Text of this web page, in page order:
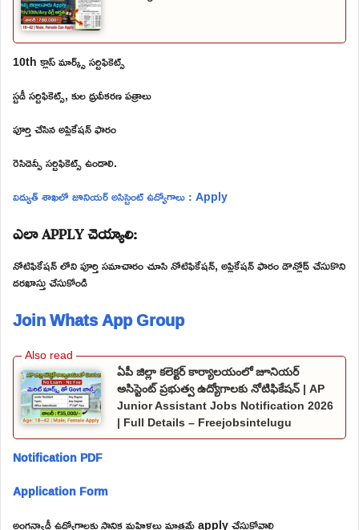
10th క్లాస్ మార్క్స్ సర్టిఫికెట్స్
స్టడీ సర్టిఫికెట్స్, కుల ధ్రువీకరణ పత్రాలు
పూర్తి చేసిన అప్లికేషన్ ఫారం
రెసిడెన్సీ సర్టిఫికెట్స్ ఉండాలి.
విద్యుత్ శాఖలో జూనియర్ అసిస్టెంట్ ఉద్యోగాలు : Apply
ఎలా APPLY చెయ్యాలి:
నోటిఫికేషన్ లోని పూర్తి సమాచారం చూసి నోటిఫికేషన్, అప్లికేషన్ ఫారం డౌన్లోడ్ చేసుకొని
దరఖాస్తు చేసుకోండి
Join Whats App Group
ఏపీ జిల్లా కలెక్టర్ కార్యాలయంలో జూనియర్
అసిస్టెంట్ ప్రభుత్వ ఉద్యోగాలకు నోటిఫికేషన్ | AP
Junior Assistant Jobs Notification 2026
| Full Details – Freejobsintelugu
Notification PDF
Application Form
అంగన్వాడీ ఉద్యోగాలకు స్థానిక మహిళలు మాత్రమే apply చేసుకోవాలి